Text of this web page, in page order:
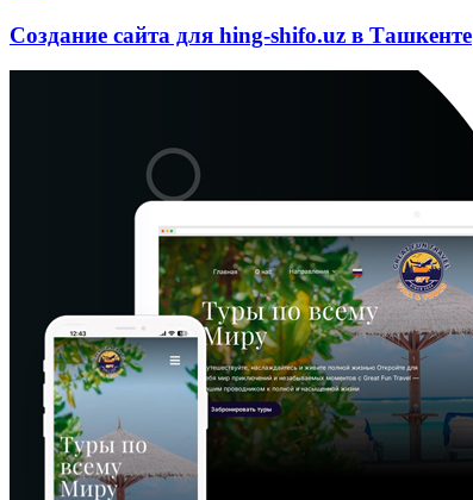
Создание сайта для hing-shifo.uz в Ташкенте